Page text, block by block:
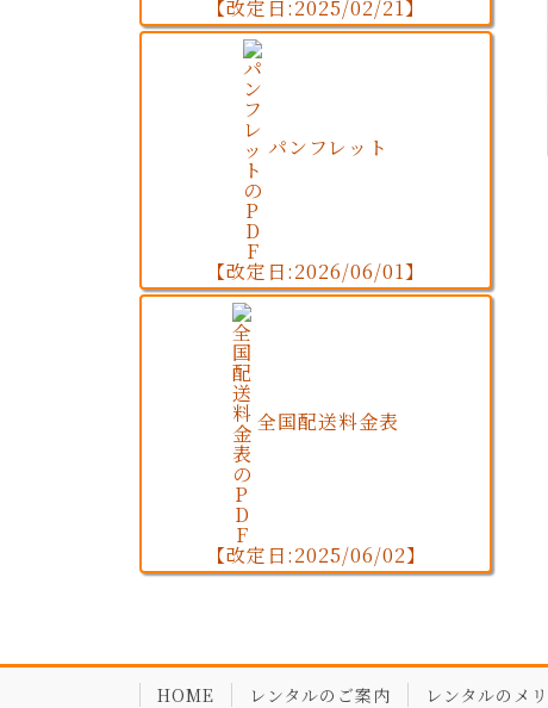
【改定日:2025/02/21】
パンフレット
【改定日:2026/06/01】
全国配送料金表
【改定日:2025/06/02】
HOME レンタルのご案内 レンタルのメ